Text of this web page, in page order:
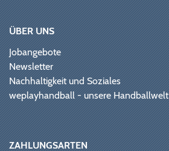
ÜBER UNS
Jobangebote
Newsletter
Nachhaltigkeit und Soziales
weplayhandball - unsere Handballwelt
ZAHLUNGSARTEN